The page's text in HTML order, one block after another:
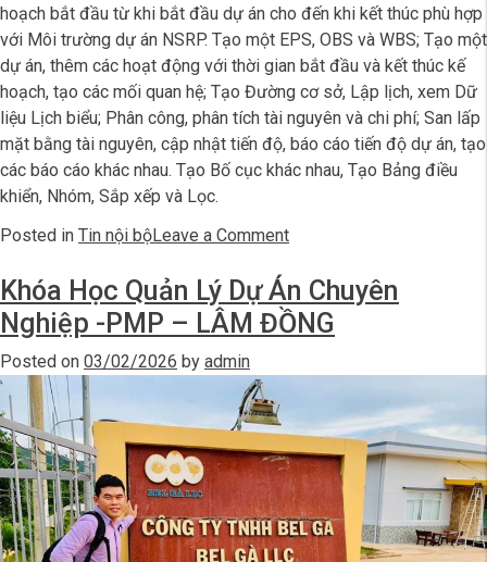
hoạch bắt đầu từ khi bắt đầu dự án cho đến khi kết thúc phù hợp
với Môi trường dự án NSRP. Tạo một EPS, OBS và WBS; Tạo một
dự án, thêm các hoạt động với thời gian bắt đầu và kết thúc kế
hoạch, tạo các mối quan hệ; Tạo Đường cơ sở, Lập lịch, xem Dữ
liệu Lịch biểu; Phân công, phân tích tài nguyên và chi phí; San lấp
mặt bằng tài nguyên, cập nhật tiến độ, báo cáo tiến độ dự án, tạo
các báo cáo khác nhau. Tạo Bố cục khác nhau, Tạo Bảng điều
khiển, Nhóm, Sắp xếp và Lọc.
Posted in Tin nội bộLeave a Commenton
Sơn
–
Đào
Dự
Án:
Khóa
Học
Cơ
Khóa Học Quản Lý Dự Án Chuyên
Nghiệp -PMP – LÂM ĐỒNG
Posted on 03/02/2026 by admin